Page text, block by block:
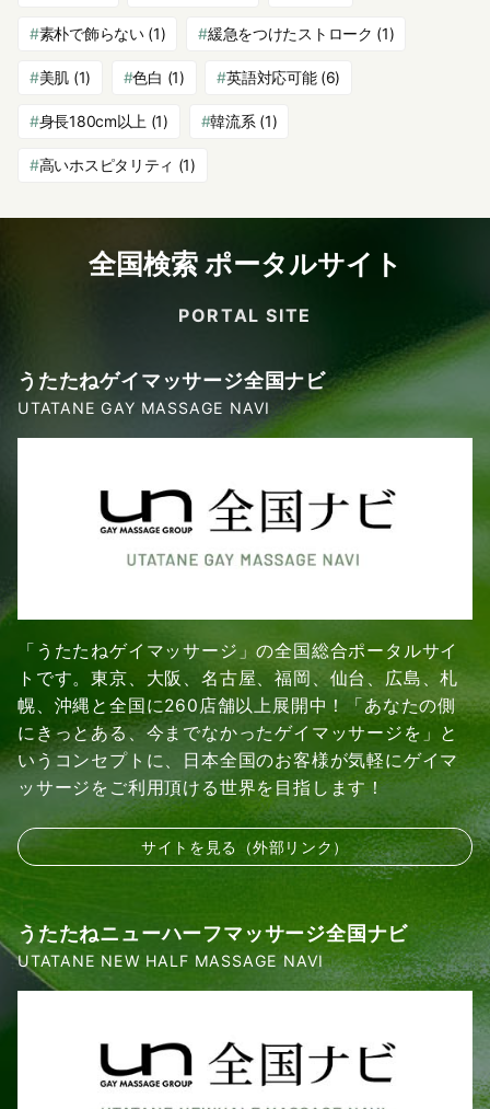
素朴で飾らない(1) 緩急をつけたストローク (1)
美肌 (1) 色白 (1) 英語対応可能(6)
身長180cm以上 (1) 韓流系 (1)
高いホスピタリティ (1)
全国検索 ポータルサイト
PORTAL SITE
うたたねゲイマッサージ全国ナビ
UTATANE GAY MASSAGE NAVI
「うたたねゲイマッサージ」の全国総合ポータルサイ
トです。東京、大阪、名古屋、福岡、仙台、広島、札
幌、沖縄と全国に260店舗以上展開中！「あなたの側
にきっとある、今までなかったゲイマッサージを」と
いうコンセプトに、日本全国のお客様が気軽にゲイマ
ッサージをご利用頂ける世界を目指します！
サイトを見る（外部リンク）
うたたねニューハーフマッサージ全国ナビ
UTATANE NEW HALF MASSAGE NAVI